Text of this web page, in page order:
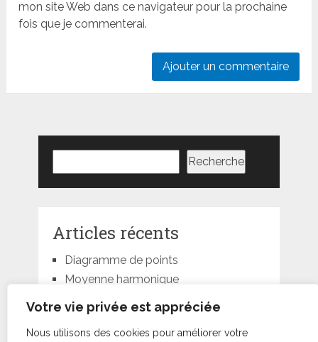
Votre vie privée est appréciée
Nous utilisons des cookies pour améliorer votre
mon site Web dans ce navigateur pour la prochaine
fois que je commenterai.
Recherche
Articles récents
Diagramme de points
Moyenne harmonique
Moyenne géométrique
Moyenne quadratique
Moyenne pondérée